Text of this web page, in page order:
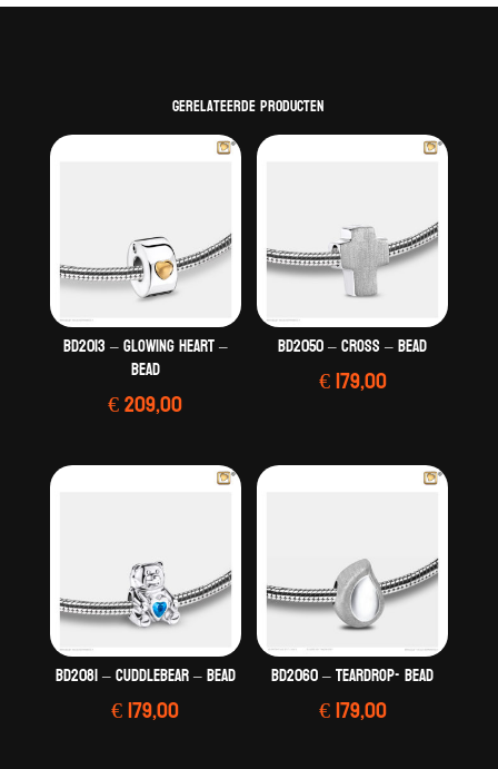
Gerelateerde producten
BD2013 – Glowing Heart –
Bead
€209,00
BD2050 – Cross – Bead
€179,00
BD2081 – CuddleBear – Bead
€179,00
BD2060 – TearDrop- Bead
€179,00